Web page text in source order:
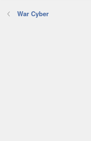
War Cyber